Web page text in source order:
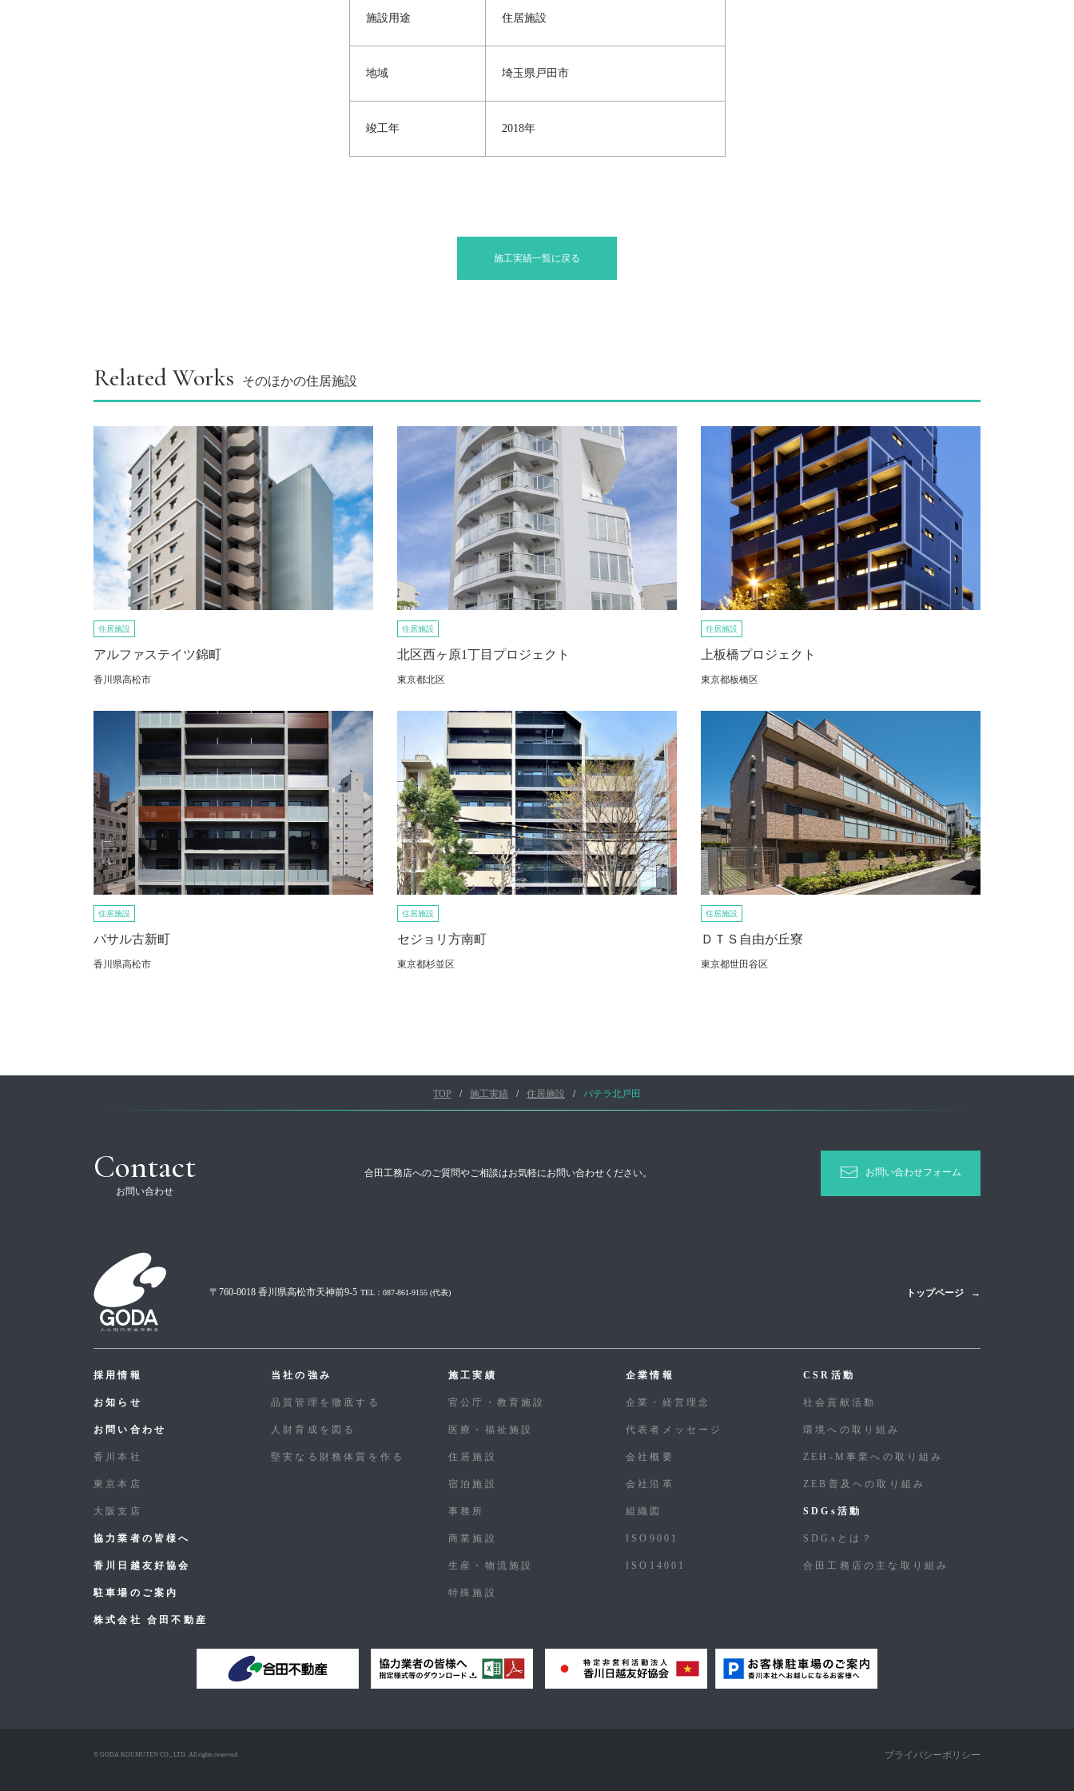
施設用途 住居施設
地域 埼玉県戸田市
竣工年 2018年
施工実績一覧に戻る
Related Works そのほかの住居施設
住居施設
アルファステイツ錦町
香川県高松市
住居施設
北区西ヶ原1丁目プロジェクト
東京都北区
住居施設
上板橋プロジェクト
東京都板橋区
住居施設
パサル古新町
香川県高松市
住居施設
セジョリ方南町
東京都杉並区
住居施設
ＤＴＳ自由が丘寮
東京都世田谷区
TOP 施工実績 住居施設 パテラ北戸田‎
Contact
お問い合わせ
合田工務店へのご質問やご相談はお気軽にお問い合わせください。 お問い合わせフォーム
〒760-0018 香川県高松市天神前9-5 TEL：087-861-9155(代表) トップページ
採用情報
お知らせ
お問い合わせ
香川本社
東京本店
大阪支店
協力業者の皆様へ
香川日越友好協会
駐車場のご案内
株式会社 合田不動産
当社の強み
品質管理を徹底する
人財育成を図る
堅実なる財務体質を作る
施工実績
官公庁・教育施設
医療・福祉施設
住居施設
宿泊施設
事務所
商業施設
生産・物流施設
特殊施設
企業情報
企業・経営理念
代表者メッセージ
会社概要
会社沿革
組織図
ISO9001
ISO14001
CSR活動
社会貢献活動
環境への取り組み
ZEH-M事業への取り組み
ZEB普及への取り組み
SDGs活動
SDGsとは？
合⽥⼯務店の主な取り組み
© GODA KOUMUTEN CO., LTD. All rights reserved. プライバシーポリシー